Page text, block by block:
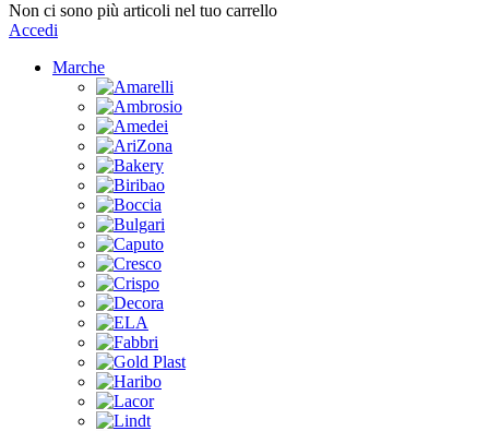
Non ci sono più articoli nel tuo carrello
Accedi
Marche